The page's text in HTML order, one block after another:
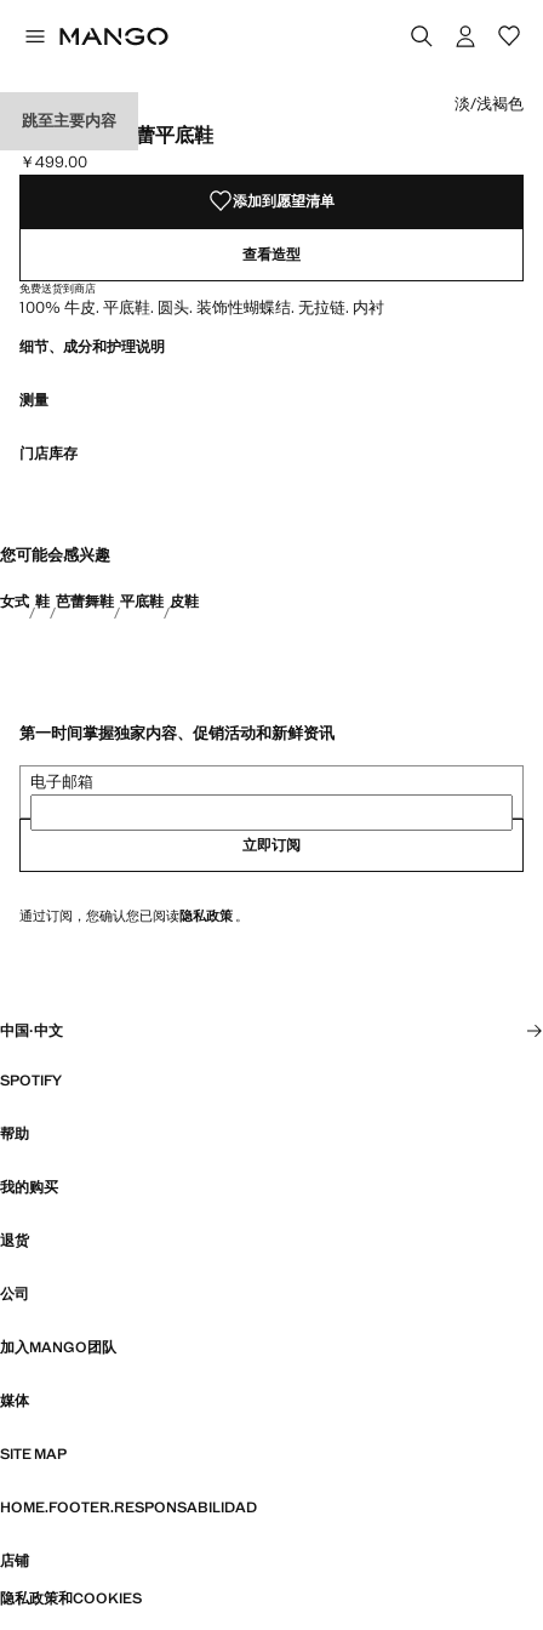
跳至主要内容
蝴蝶结皮革芭蕾平底鞋
当前价格 [￥499.00 ]
￥499.00
选择颜色
颜色 黑色已选择颜色淡/浅褐色
淡/浅褐色
添加到愿望清单
查看造型
免费送货到商店
100% 牛皮. 平底鞋. 圆头. 装饰性蝴蝶结. 无拉链. 内衬
细节、成分和护理说明
测量
门店库存
您可能会感兴趣
女式 鞋 芭蕾舞鞋 平底鞋 皮鞋
第一时间掌握独家内容、促销活动和新鲜资讯
电子邮箱
立即订阅
通过订阅，您确认您已阅读隐私政策
中国·中文
SPOTIFY
帮助
我的购买
退货
公司
加入MANGO团队
媒体
SITE MAP
HOME.FOOTER.RESPONSABILIDAD
店铺
隐私政策和COOKIES